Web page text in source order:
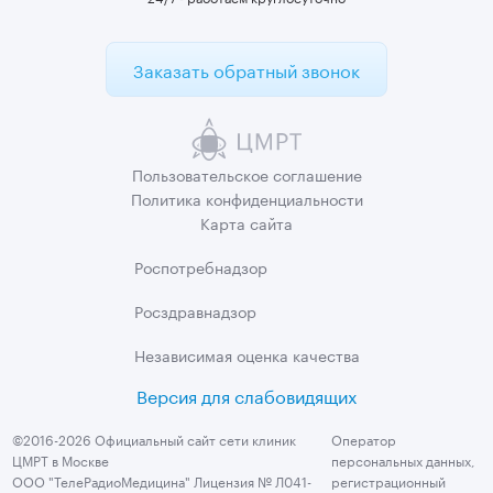
Заказать обратный звонок
Пользовательскоесоглашение
Политика конфиденциальности
Карта сайта
Роспотребнадзор
Росздравнадзор
Независимая оценка качества
Версия для слабовидящих
©2016-2026 Официальный сайт сети клиник
ЦМРТ в Москве
ООО "ТелеРадиоМедицина" Лицензия № Л041-
Оператор
персональных данных,
регистрационный